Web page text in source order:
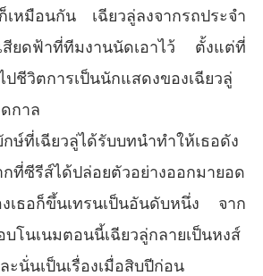
เหมือนกัน เฉียวลู่ลงจากรถประจำ
เสียดฟ้าที่ทีมงานนัดเอาไว้ ตั้งแต่ที่
ปชีวิตการเป็นนักแสดงของเฉียวลู่
กาล
ษ์ที่เฉียวลู่ได้รับบทนำทำให้เธอดัง
ที่ซีรีส์ได้ปล่อยตัวอย่างออกมายอด
งเธอก็ขึ้นเทรนเป็นอันดับหนึ่ง จาก
โนเนมตอนนี้เฉียวลู่กลายเป็นหงส์
นั่นเป็นเรื่องเมื่อสิบปีก่อน